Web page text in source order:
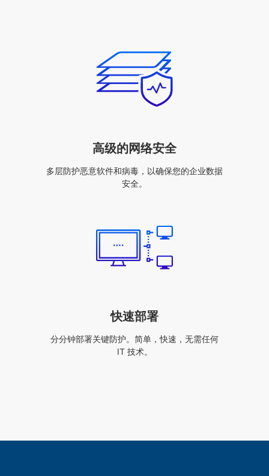
高级的网络安全
多层防护恶意软件和病毒，以确保您的企业数据
安全。
快速部署
分分钟部署关键防护。简单，快速，无需任何
IT 技术。